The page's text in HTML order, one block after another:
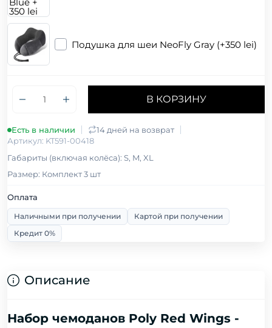
Подушка для шеи NeoFly Gray (+350 lei)
В КОРЗИНУ
Есть в наличии
14 дней на возврат
Артикул: KT591-00418
Габариты (включая колёса): S, M, XL
Размер: Комплект 3 шт
Оплата
Наличными при получении
Картой при получении
Кредит 0%
Описание
Набор чемоданов Poly Red Wings -